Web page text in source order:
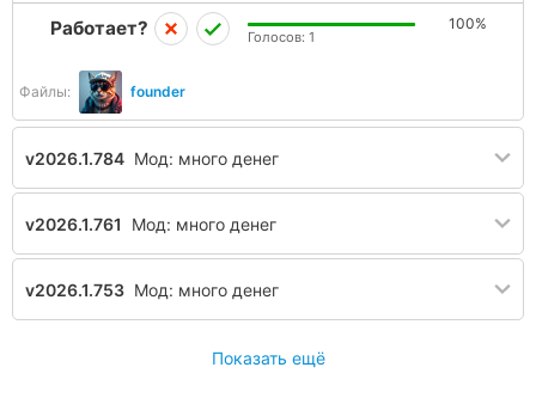
Файлы: founder
Работает? 100%
Голосов: 1
v2026.1.784 Мод: много денег
v2026.1.761 Мод: много денег
v2026.1.753 Мод: много денег
Показать ещё